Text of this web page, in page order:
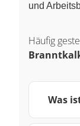
und
Häufig
Was